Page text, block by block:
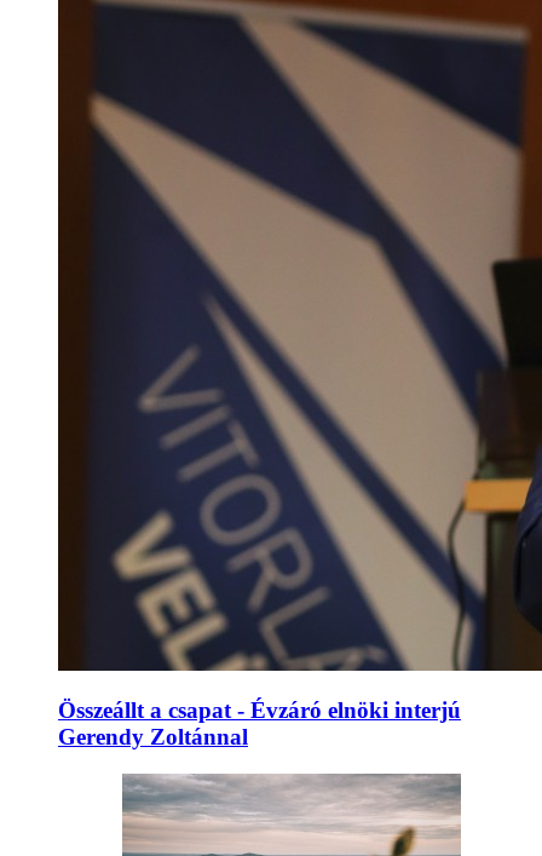
Összeállt a csapat - Évzáró elnöki interjú
Gerendy Zoltánnal